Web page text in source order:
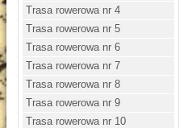
Trasa rowerowa nr 4
Trasa rowerowa nr 5
Trasa rowerowa nr 6
Trasa rowerowa nr 7
Trasa rowerowa nr 8
Trasa rowerowa nr 9
Trasa rowerowa nr 10